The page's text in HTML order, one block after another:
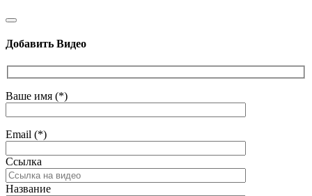
Добавить Видео
Ваше имя (*)
Email (*)
Ссылка
Название